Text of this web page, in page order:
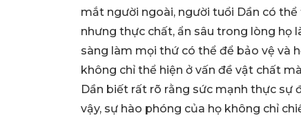
mắt người ngoài, người tuổi Dần có
nhưng thực chất, ẩn sâu trong lòng họ
sàng làm mọi thứ có thể để bảo vệ và
không chỉ thể hiện ở vấn đề vật chất
Dần biết rất rõ rằng sức mạnh thực sự
vậy, sự hào phóng của họ không chỉ